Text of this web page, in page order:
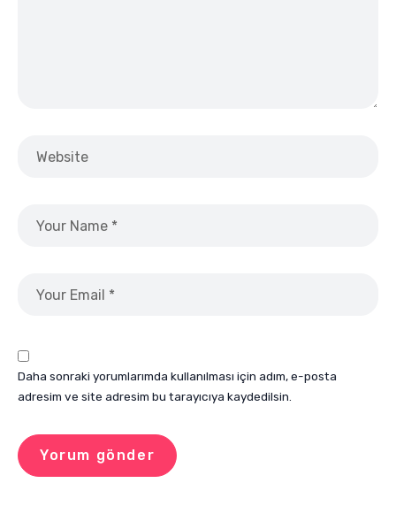
Daha sonraki yorumlarımda kullanılması için adım, e-posta
adresim ve site adresim bu tarayıcıya kaydedilsin.